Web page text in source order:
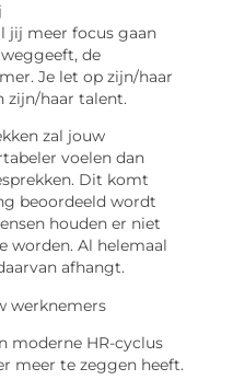
jij meer focus gaan
de
Je let op zijn/haar
zijn/haar talent.
zal jouw
voelen dan
Dit komt
beoordeeld wordt
houden er niet
worden. Al helemaal
afhangt.
werknemers
moderne HR-cyclus
meer te zeggen heeft.